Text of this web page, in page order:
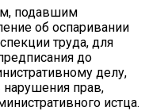
подавшим
об оспаривании
труда, для
до
делу,
нарушения прав,
истца.